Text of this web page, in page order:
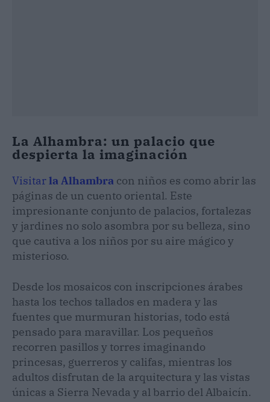
La Alhambra: un palacio que
despierta la imaginación
Visitarla Alhambra con niños es como abrir las
páginas de un cuento oriental. Este
impresionante conjunto de palacios, fortalezas
y jardines no solo asombra por su belleza, sino
que cautiva a los niños por su aire mágico y
misterioso.
Desde los mosaicos con inscripciones árabes
hasta los techos tallados en madera y las
fuentes que murmuran historias, todo está
pensado para maravillar. Los pequeños
recorren pasillos y torres imaginando
princesas, guerreros y califas, mientras los
adultos disfrutan de la arquitectura y las vistas
únicas a Sierra Nevada y al barrio del Albaicín.